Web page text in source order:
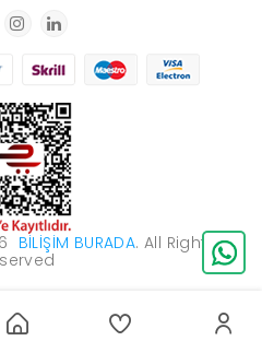
BILIŞIM BURADA. All Rights